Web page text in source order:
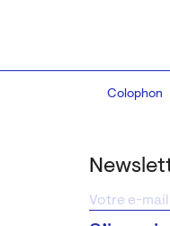
Colophon
Design: